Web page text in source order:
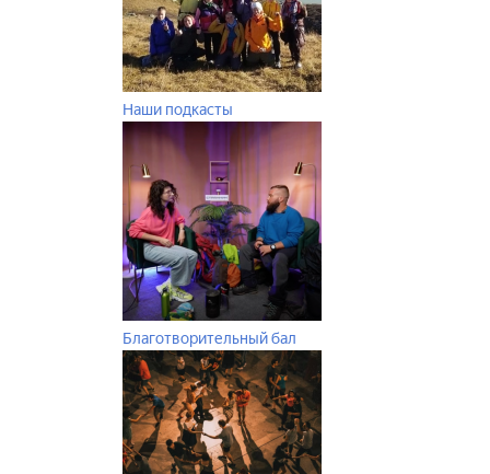
Наши подкасты
Благотворительный бал